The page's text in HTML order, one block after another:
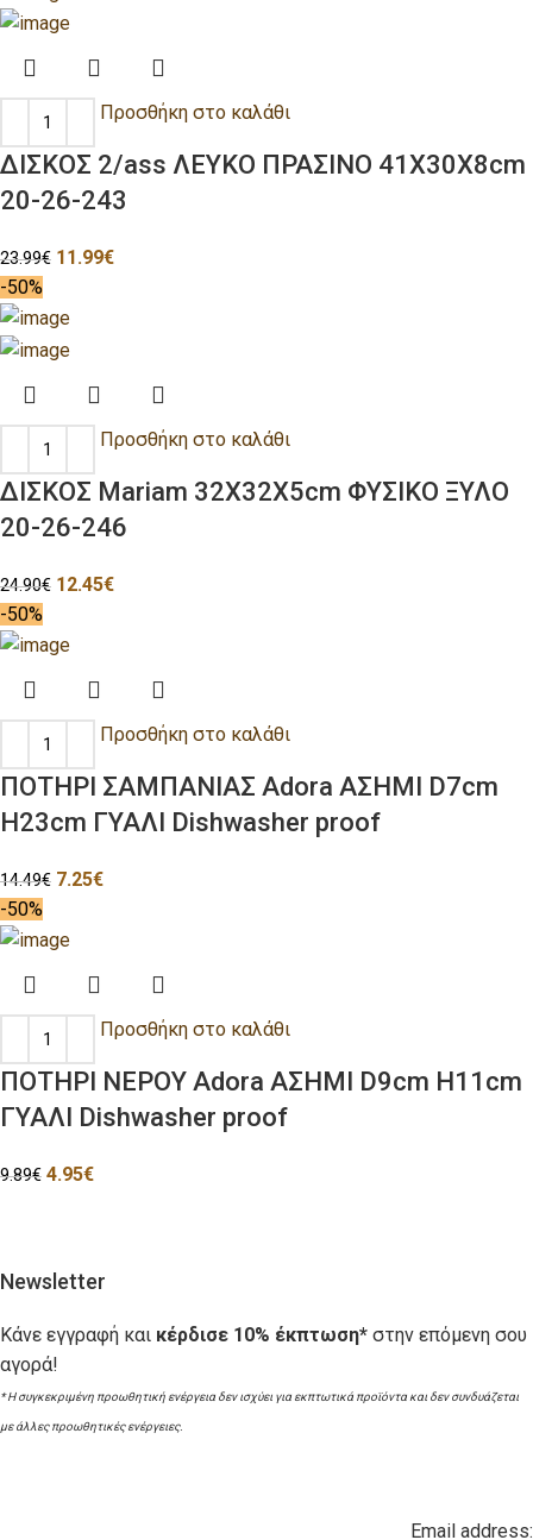
Προσθήκη στο καλάθι
ΔΙΣΚΟΣ 2/ass ΛΕΥΚΟ ΠΡΑΣΙΝΟ 41X30X8cm
20-26-243
23.99€ 11.99€
-50%
Προσθήκη στο καλάθι
ΔΙΣΚΟΣ Mariam 32X32X5cm ΦΥΣΙΚΟ ΞΥΛΟ
20-26-246
24.90€ 12.45€
-50%
Προσθήκη στο καλάθι
ΠΟΤΗΡΙ ΣΑΜΠΑΝΙΑΣ Adora ΑΣΗΜΙ D7cm
H23cm ΓΥΑΛΙ Dishwasher proof
14.49€ 7.25€
-50%
Προσθήκη στο καλάθι
ΠΟΤΗΡΙ ΝΕΡΟΥ Adora ΑΣΗΜΙ D9cm H11cm
ΓΥΑΛΙ Dishwasher proof
9.89€ 4.95€
Newsletter
Κάνε εγγραφή και κέρδισε 10% έκπτωση* στην επόμενη σου
αγορά!
* Η συγκεκριμένη προωθητική ενέργεια δεν ισχύει για εκπτωτικά προϊόντα και δεν συνδυάζεται
με άλλες προωθητικές ενέργειες.
Email address: